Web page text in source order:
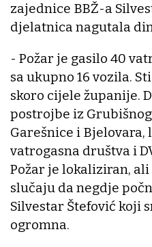
zajednice BBŽ-a
djelatnica nagutala
- Požar je gasilo 40
sa ukupno 16 vozila.
skoro cijele županije.
postrojbe iz
Garešnice i
vatrogasna društva i
Požar je lokaliziran,
slučaju da negdje
Silvestar Štefović koji
ogromna.